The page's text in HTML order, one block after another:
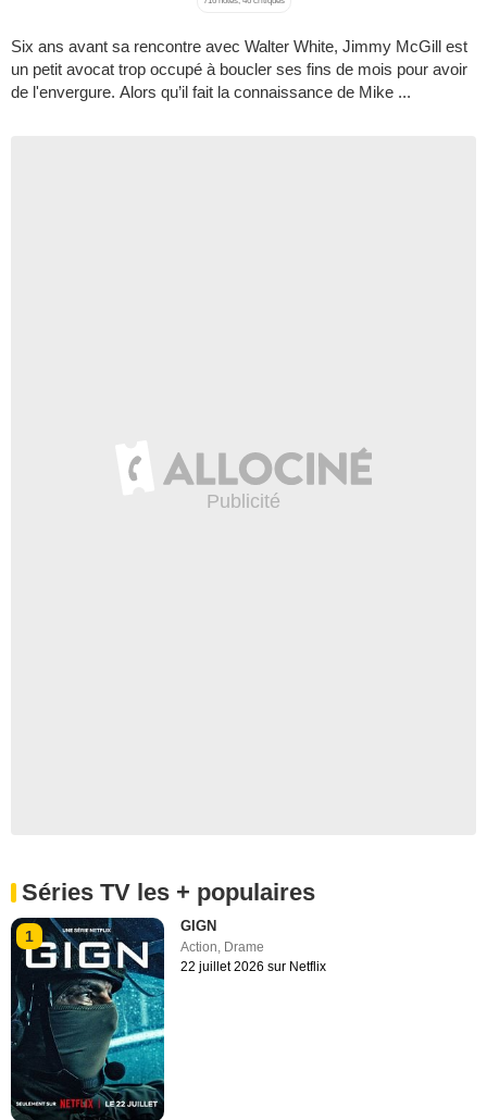
Six ans avant sa rencontre avec Walter White, Jimmy McGill est
un petit avocat trop occupé à boucler ses fins de mois pour avoir
de l'envergure. Alors qu’il fait la connaissance de Mike ...
Séries TV les + populaires
1
GIGN
Action, Drame
22 juillet 2026 sur Netflix